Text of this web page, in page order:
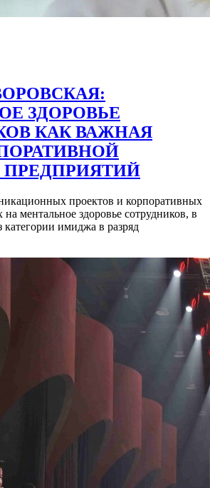
ЗДОРОВЬЕ
КАК ВАЖНАЯ
ПРЕДПРИЯТИЙ
проектов и корпоративных
ментальное здоровье сотрудников, в
категории имиджа в разряд